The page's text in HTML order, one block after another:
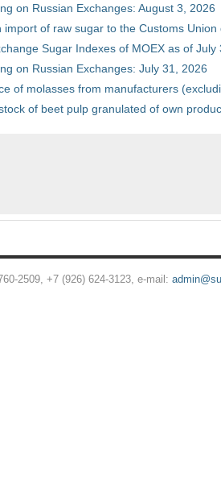
on Russian Exchanges: August 3, 2026
import of raw sugar to the Customs
Sugar Indexes of MOEX as of July
on Russian Exchanges: July 31, 2026
of molasses from manufacturers
of beet pulp granulated of own
2509, +7 (926) 624-3123, e-mail: